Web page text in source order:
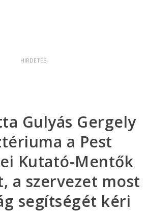
Gulyás Gergely
a Pest
Kutató-Mentők
a szervezet most
segítségét kéri